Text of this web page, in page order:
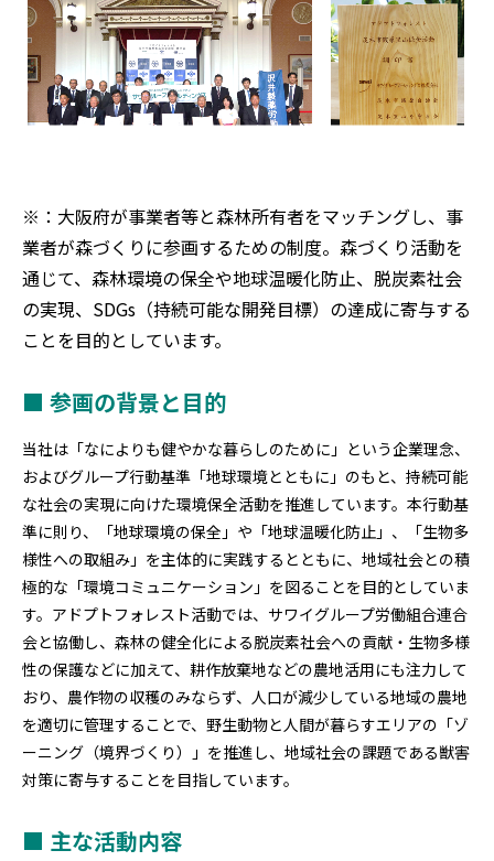
※：大阪府が事業者等と森林所有者をマッチングし、事
業者が森づくりに参画するための制度。森づくり活動を
通じて、森林環境の保全や地球温暖化防止、脱炭素社会
の実現、SDGs（持続可能な開発目標）の達成に寄与する
ことを目的としています。
■ 参画の背景と目的
当社は「なによりも健やかな暮らしのために」という企業理念、
およびグループ行動基準「地球環境とともに」のもと、持続可能
な社会の実現に向けた環境保全活動を推進しています。本行動基
準に則り、「地球環境の保全」や「地球温暖化防止」、「生物多
様性への取組み」を主体的に実践するとともに、地域社会との積
極的な「環境コミュニケーション」を図ることを目的としていま
す。アドプトフォレスト活動では、サワイグループ労働組合連合
会と協働し、森林の健全化による脱炭素社会への貢献・生物多様
性の保護などに加えて、耕作放棄地などの農地活用にも注力して
おり、農作物の収穫のみならず、人口が減少している地域の農地
を適切に管理することで、野生動物と人間が暮らすエリアの「ゾ
ーニング（境界づくり）」を推進し、地域社会の課題である獣害
対策に寄与することを目指しています。
■ 主な活動内容